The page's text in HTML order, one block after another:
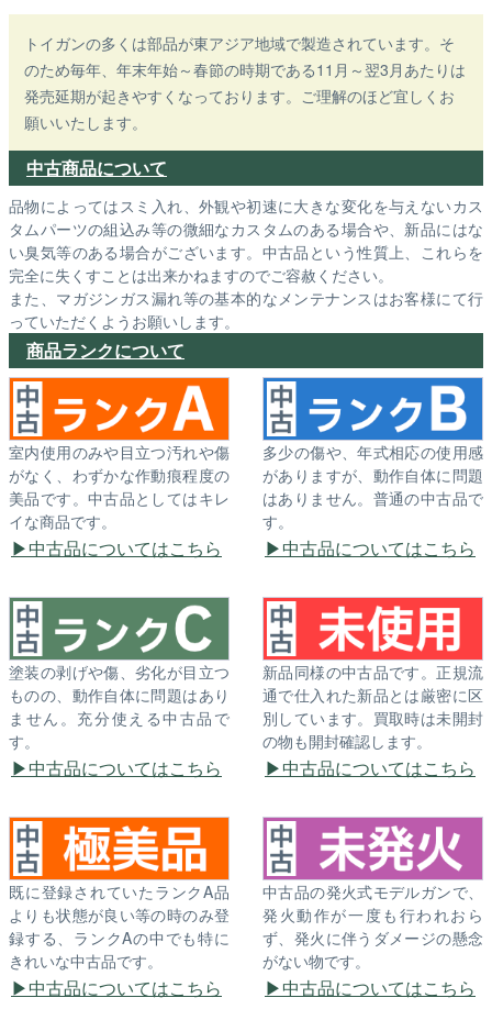
トイガンの多くは部品が東アジア地域で製造されています。そ
のため毎年、年末年始～春節の時期である11月～翌3月あたりは
発売延期が起きやすくなっております。ご理解のほど宜しくお
願いいたします。
中古商品について
品物によってはスミ入れ、外観や初速に大きな変化を与えないカス
タムパーツの組込み等の微細なカスタムのある場合や、新品にはな
い臭気等のある場合がございます。中古品という性質上、これらを
完全に失くすことは出来かねますのでご容赦ください。
また、マガジンガス漏れ等の基本的なメンテナンスはお客様にて行
っていただくようお願いします。
商品ランクについて
室内使用のみや目立つ汚れや傷
がなく、わずかな作動痕程度の
美品です。中古品としてはキレ
イな商品です。
中古品についてはこちら
多少の傷や、年式相応の使用感
がありますが、動作自体に問題
はありません。普通の中古品で
す。
中古品についてはこちら
塗装の剥げや傷、劣化が目立つ
ものの、動作自体に問題はあり
ません。充分使える中古品で
す。
中古品についてはこちら
新品同様の中古品です。正規流
通で仕入れた新品とは厳密に区
別しています。買取時は未開封
の物も開封確認します。
中古品についてはこちら
既に登録されていたランクA品
よりも状態が良い等の時のみ登
録する、ランクAの中でも特に
きれいな中古品です。
中古品についてはこちら
中古品の発火式モデルガンで、
発火動作が一度も行われおら
ず、発火に伴うダメージの懸念
がない物です。
中古品についてはこちら